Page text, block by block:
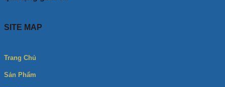
SITE MAP
Trang Chủ
Sản Phẩm